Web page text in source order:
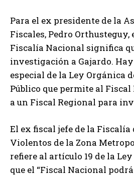
Para el ex presidente de la
Fiscales, Pedro Orthusteguy,
Fiscalía Nacional significa
investigación a Gajardo.
especial de la Ley Orgánica
Público que permite al
a un Fiscal Regional para
El ex fiscal jefe de la Fiscalía
Violentos de la Zona
refiere al artículo 19 de la Ley
que el “Fiscal Nacional